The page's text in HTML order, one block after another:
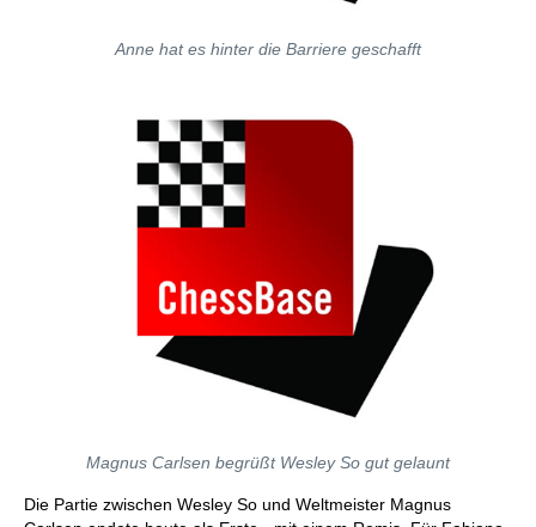
Anne hat es hinter die Barriere geschafft
Magnus Carlsen begrüßt Wesley So gut gelaunt
Die Partie zwischen Wesley So und Weltmeister Magnus